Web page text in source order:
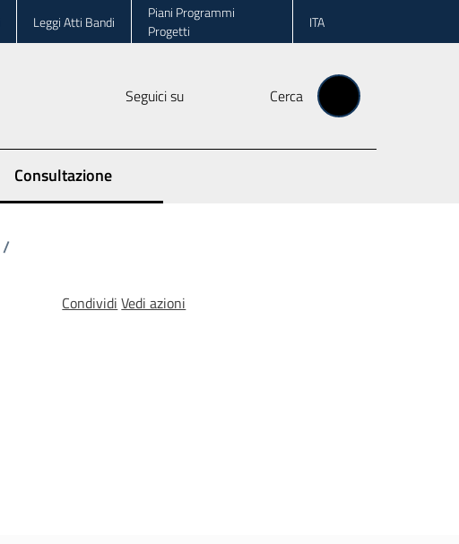
Leggi Atti Bandi
Piani Programmi
Progetti
ITA
Seguici su Cerca
Consultazione
/
Condividi Vedi azioni